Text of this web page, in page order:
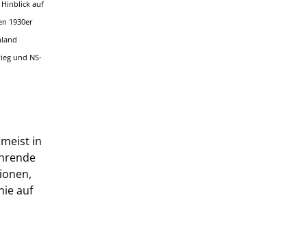
Hinblick auf
1930er
und NS-
in
auf